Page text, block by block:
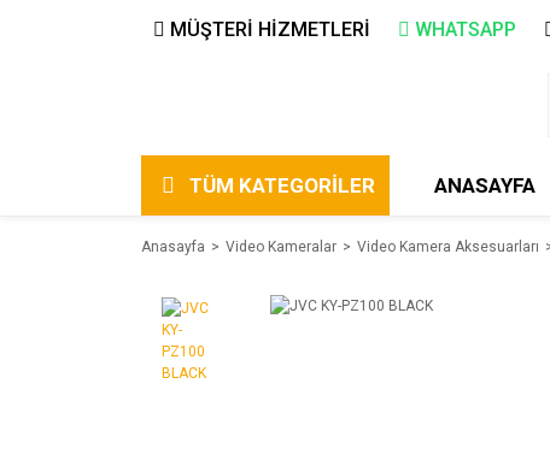
MÜŞTERİ HİZMETLERİ WHATSAPP
TÜM KATEGORİLER ANASAYFA
Anasayfa Video Kameralar Video Kamera Aksesuarları